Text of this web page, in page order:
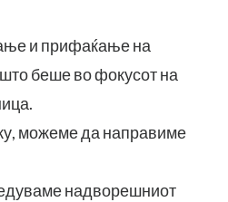
и прифаќање на
беше во фокусот на
можеме да направиме
надворешниот